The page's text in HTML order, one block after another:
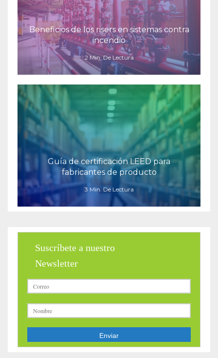
Beneficios de los risers en sistemas contra
incendio
2 Min. De Lectura
Guía de certificación LEED para
fabricantes de producto
3 Min. De Lectura
Suscríbete a nuestro
Newsletter